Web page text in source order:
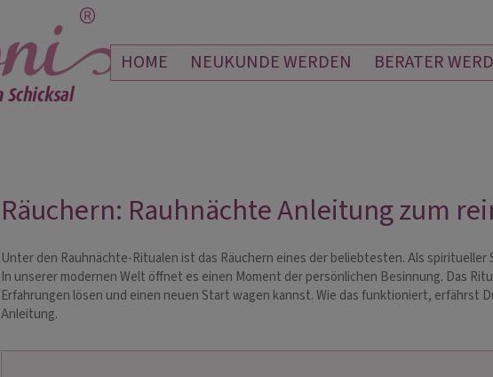
HOME NEUKUNDE WERDEN BERATER
Räuchern: Rauhnächte Anleitung zum
Unter den Rauhnächte-Ritualen ist das Räuchern eines der beliebtesten. Als
In unserer modernen Welt öffnet es einen Moment der persönlichen Besinnung. Das
Erfahrungen lösen und einen neuen Start wagen kannst. Wie das funktioniert, erfährst
Anleitung.